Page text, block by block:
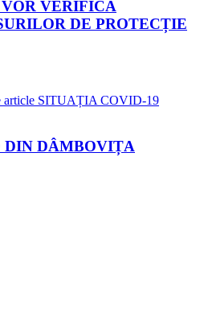
VERIFICA
DE PROTECȚIE
DIN DÂMBOVIȚA